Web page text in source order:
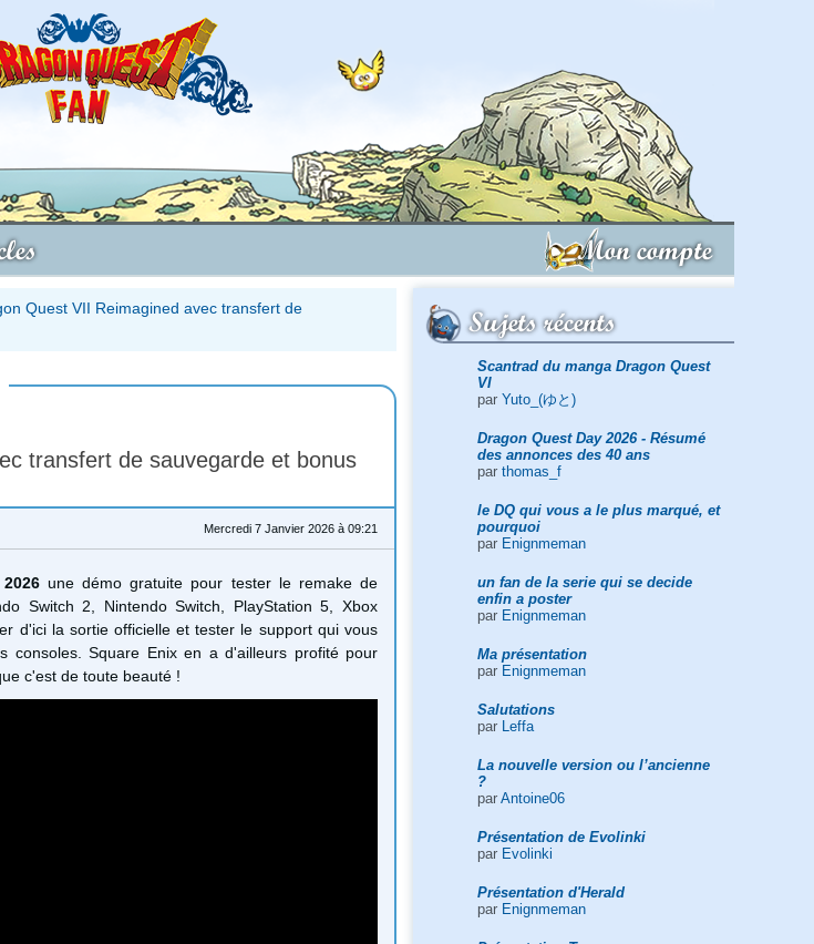
Mon compte
Sujets récents
Scantrad du manga Dragon Quest
VI
par Yuto_(ゆと)
Dragon Quest Day 2026 - Résumé
des annonces des 40 ans
par thomas_f
le DQ qui vous a le plus marqué, et
pourquoi
par Enignmeman
un fan de la serie qui se decide
enfin a poster
par Enignmeman
Ma présentation
par Enignmeman
Salutations
par
Leffa
La nouvelle version ou l’ancienne
?
par Antoine06
Présentation de Evolinki
par Evolinki
Présentation d'Herald
par Enignmeman
Quest VII Reimagined avec transfert de
transfert de sauvegarde et bonus
Mercredi 7 Janvier 2026 à 09:21
une démo gratuite pour tester le remake de
Switch 2, Nintendo Switch, PlayStation 5, Xbox
d'ici la sortie officielle et tester le support qui vous
consoles. Square Enix en a d'ailleurs profité pour
c'est de toute beauté !